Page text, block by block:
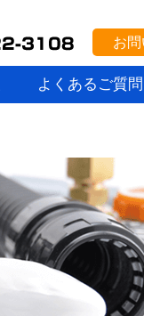
お
よくあるご質問